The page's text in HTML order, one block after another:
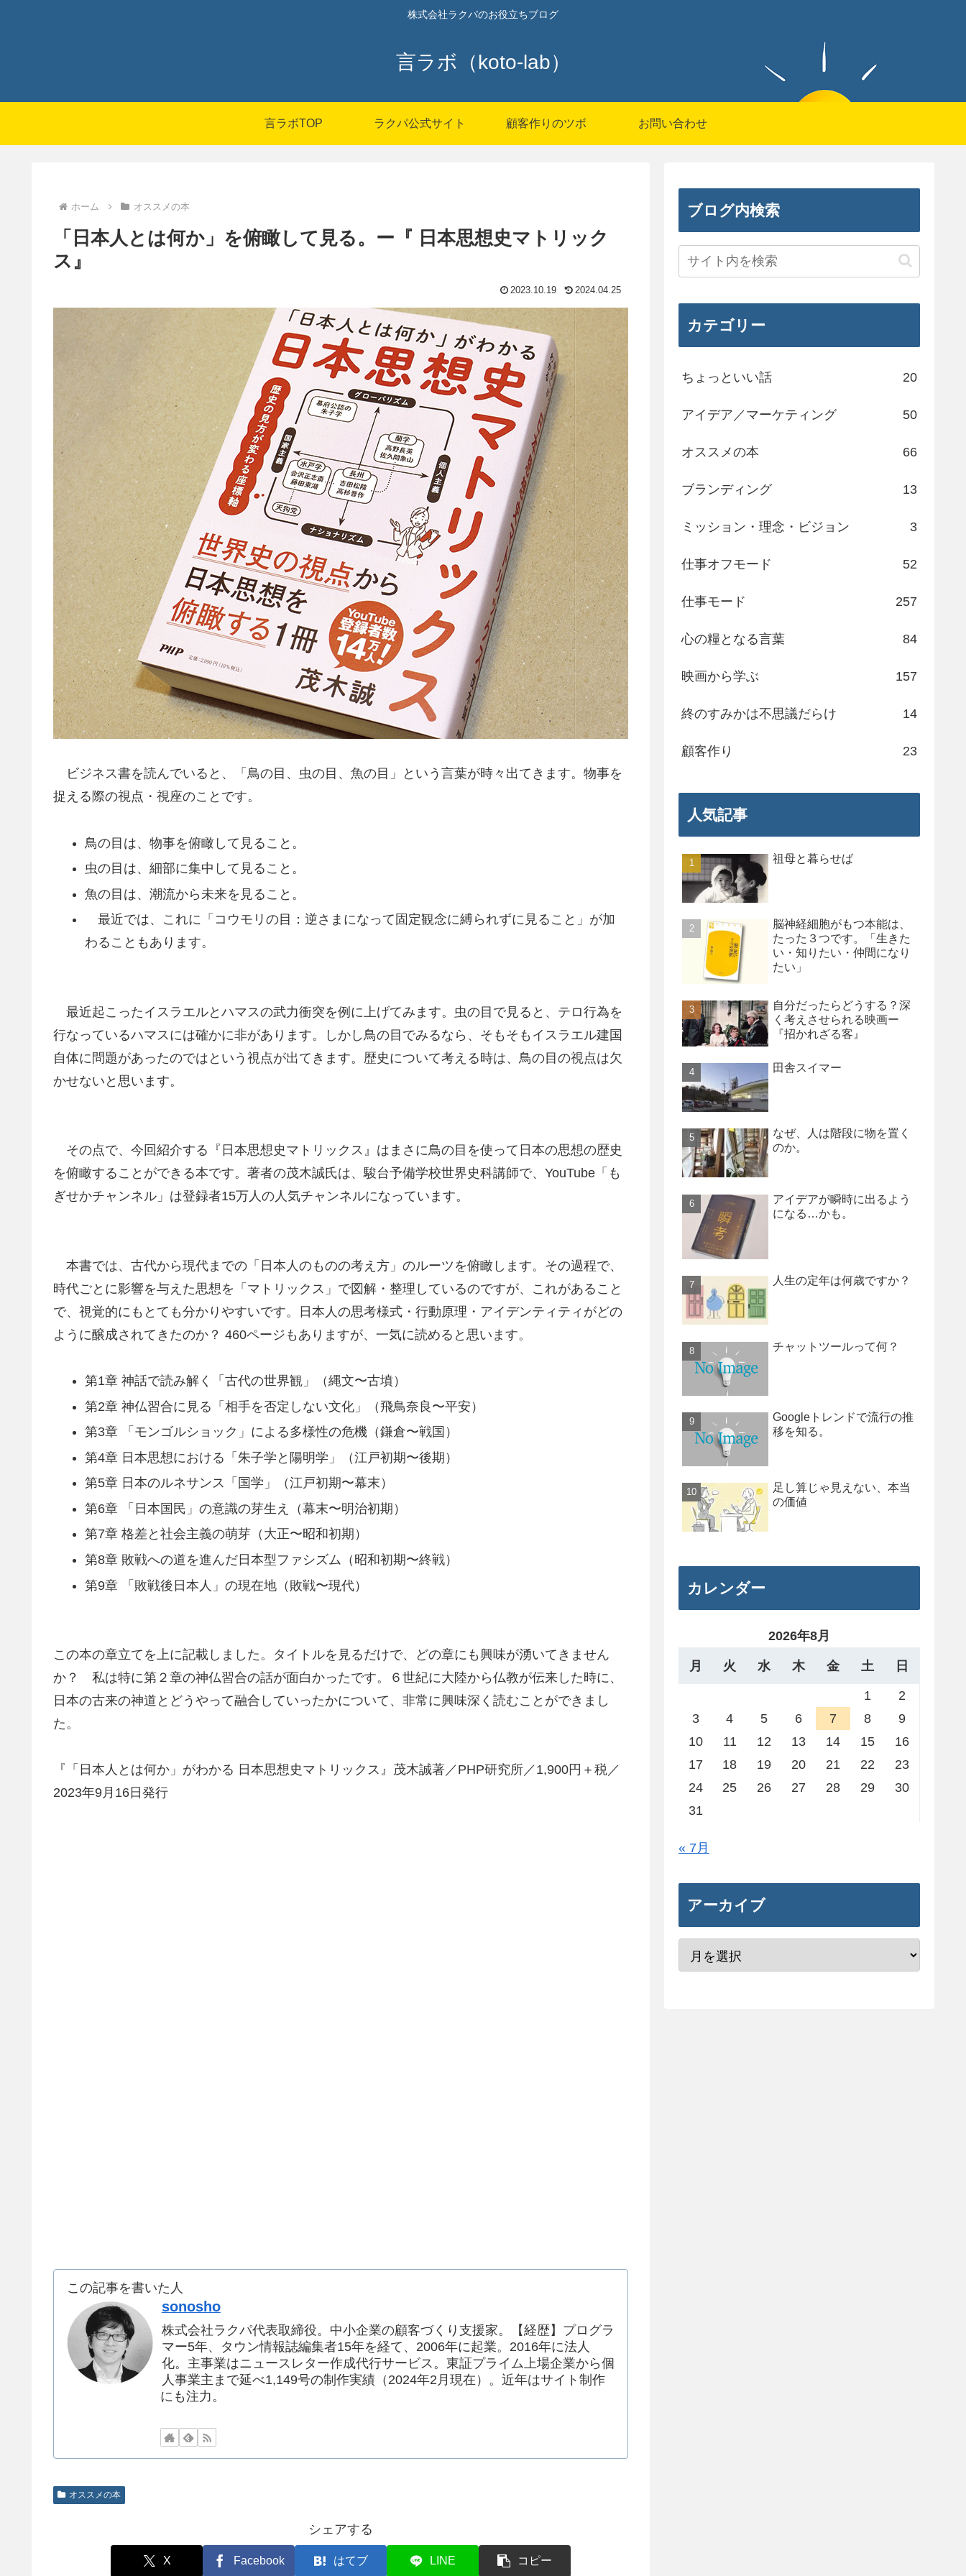
株式会社ラクパのお役立ちブログ
言ラボ（koto-lab）
言ラボTOP ラクパ公式サイト 顧客作りのツボ お問い合わせ
ホーム オススメの本
「日本人とは何か」を俯瞰して見る。ー『 日本思想史マトリック
ス』
2023.10.19 2024.04.25
ビジネス書を読んでいると、「鳥の目、虫の目、魚の目」という言葉が時々出てきます。物事を
捉える際の視点・視座のことです。
鳥の目は、物事を俯瞰して見ること。
虫の目は、細部に集中して見ること。
魚の目は、潮流から未来を見ること。
最近では、これに「コウモリの目：逆さまになって固定観念に縛られずに見ること」が加
わることもあります。
最近起こったイスラエルとハマスの武力衝突を例に上げてみます。虫の目で見ると、テロ行為を
行なっているハマスには確かに非があります。しかし鳥の目でみるなら、そもそもイスラエル建国
自体に問題があったのではという視点が出てきます。歴史について考える時は、鳥の目の視点は欠
かせないと思います。
その点で、今回紹介する『日本思想史マトリックス』はまさに鳥の目を使って日本の思想の歴史
を俯瞰することができる本です。著者の茂木誠氏は、駿台予備学校世界史科講師で、YouTube「も
ぎせかチャンネル」は登録者15万人の人気チャンネルになっています。
本書では、古代から現代までの「日本人のものの考え方」のルーツを俯瞰します。その過程で、
時代ごとに影響を与えた思想を「マトリックス」で図解・整理しているのですが、これがあること
で、視覚的にもとても分かりやすいです。日本人の思考様式・行動原理・アイデンティティがどの
ように醸成されてきたのか？ 460ページもありますが、一気に読めると思います。
第1章 神話で読み解く「古代の世界観」（縄文〜古墳）
第2章 神仏習合に見る「相手を否定しない文化」（飛鳥奈良〜平安）
第3章 「モンゴルショック」による多様性の危機（鎌倉〜戦国）
第4章 日本思想における「朱子学と陽明学」（江戸初期〜後期）
第5章 日本のルネサンス「国学」（江戸初期〜幕末）
第6章 「日本国民」の意識の芽生え（幕末〜明治初期）
第7章 格差と社会主義の萌芽（大正〜昭和初期）
第8章 敗戦への道を進んだ日本型ファシズム（昭和初期〜終戦）
第9章 「敗戦後日本人」の現在地（敗戦〜現代）
この本の章立てを上に記載しました。タイトルを見るだけで、どの章にも興味が湧いてきません
か？ 私は特に第２章の神仏習合の話が面白かったです。６世紀に大陸から仏教が伝来した時に、
日本の古来の神道とどうやって融合していったかについて、非常に興味深く読むことができまし
た。
『「日本人とは何か」がわかる 日本思想史マトリックス』茂木誠著／PHP研究所／1,900円＋税／
2023年9月16日発行
この記事を書いた人
sonosho
株式会社ラクパ代表取締役。中小企業の顧客づくり支援家。【経歴】プログラ
マー5年、タウン情報誌編集者15年を経て、2006年に起業。2016年に法人
化。主事業はニュースレター作成代行サービス。東証プライム上場企業から個
人事業主まで延べ1,149号の制作実績（2024年2月現在）。近年はサイト制作
にも注力。
オススメの本
シェアする
X Facebook はてブ LINE コピー
ブログ内検索
カテゴリー
ちょっといい話 20
アイデア／マーケティング 50
オススメの本 66
ブランディング 13
ミッション・理念・ビジョン 3
仕事オフモード 52
仕事モード 257
心の糧となる言葉 84
映画から学ぶ 157
終のすみかは不思議だらけ 14
顧客作り 23
人気記事
祖母と暮らせば
脳神経細胞がもつ本能は、
たった３つです。「生きた
い・知りたい・仲間になり
たい」
自分だったらどうする？深
く考えさせられる映画ー
『招かれざる客』
田舎スイマー
なぜ、人は階段に物を置く
のか。
アイデアが瞬時に出るよう
になる…かも。
人生の定年は何歳ですか？
チャットツールって何？
Googleトレンドで流行の推
移を知る。
足し算じゃ見えない、本当
の価値
カレンダー
2026年8月
月 火 水 木 金 土 日
1
2
3
4 5 6 7 8
9
10
11 12 13 14 15
16
17
18 19 20 21 22
23
24
25 26 27 28 29
30
31
« 7月
アーカイブ